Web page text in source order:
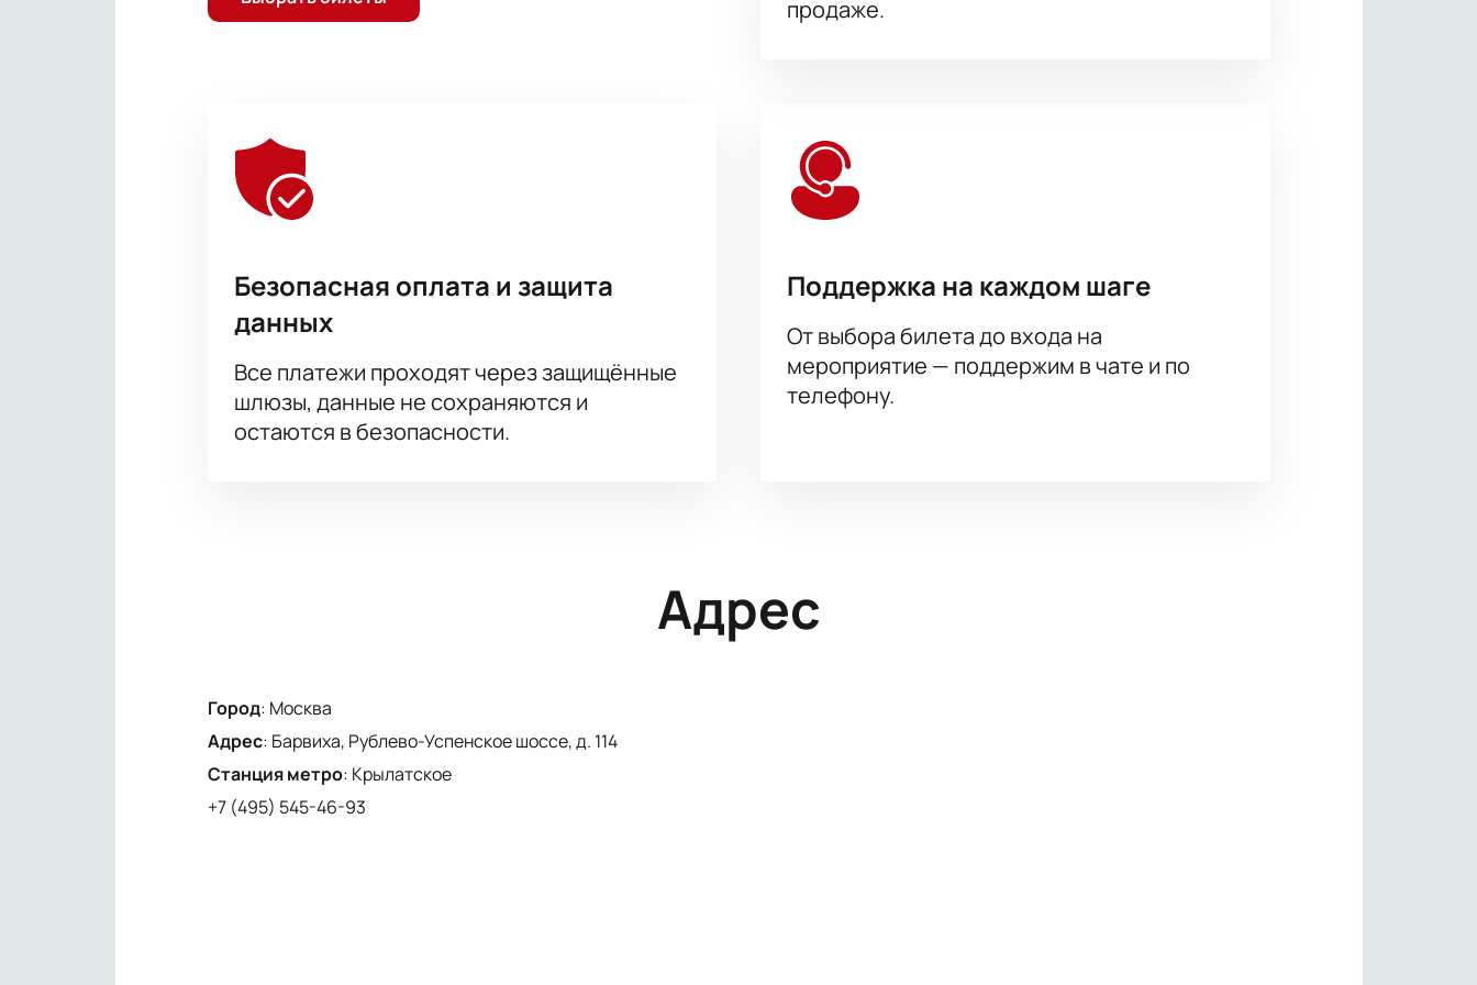
продаже.
Безопасная оплата и защита
данных
Все платежи проходят через защищённые
шлюзы, данные не сохраняются и
остаются в безопасности.
Поддержка на каждом шаге
От выбора билета до входа на
мероприятие — поддержим в чате и по
телефону.
Адрес
Город: Москва
Адрес: Барвиха, Рублево-Успенское шоссе, д. 114
Станция метро: Крылатское
+7 (495) 545-46-93